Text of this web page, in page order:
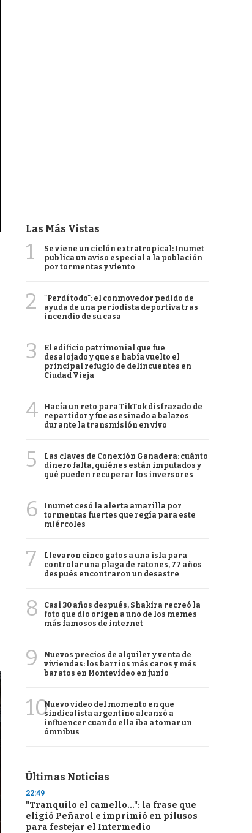
Las Más Vistas
1
Se viene un ciclón extratropical: Inumet
publica un aviso especial a la población
por tormentas y viento
2
"Perdí todo": el conmovedor pedido de
ayuda de una periodista deportiva tras
incendio de su casa
3
El edificio patrimonial que fue
desalojado y que se había vuelto el
principal refugio de delincuentes en
Ciudad Vieja
4
Hacía un reto para TikTok disfrazado de
repartidor y fue asesinado a balazos
durante la transmisión en vivo
5
Las claves de Conexión Ganadera: cuánto
dinero falta, quiénes están imputados y
qué pueden recuperar los inversores
6
Inumet cesó la alerta amarilla por
tormentas fuertes que regía para este
miércoles
7
Llevaron cinco gatos a una isla para
controlar una plaga de ratones, 77 años
después encontraron un desastre
8
Casi 30 años después, Shakira recreó la
foto que dio origen a uno de los memes
más famosos de internet
9
Nuevos precios de alquiler y venta de
viviendas: los barrios más caros y más
baratos en Montevideo en junio
10Nuevo video del momento en que
sindicalista argentino alcanzó a
influencer cuando ella iba a tomar un
ómnibus
Últimas Noticias
22:49
"Tranquilo el camello...": la frase que
eligió Peñarol e imprimió en pilusos
para festejar el Intermedio